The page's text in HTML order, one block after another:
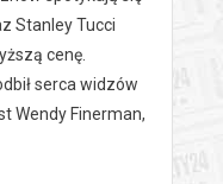
Stanley Tucci
cenę.
serca widzów
Wendy Finerman,